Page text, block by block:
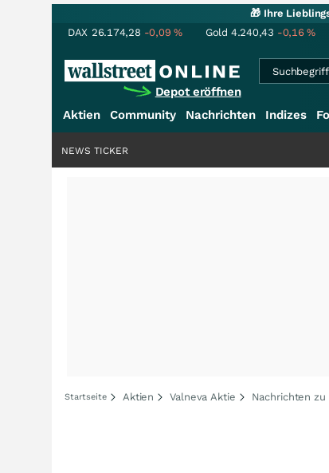
🎁 Ihre
DAX 26.174,28 -0,09% Gold 4.240,43 -0,16%
Depot eröffnen
Aktien Community Nachrichten Indizes
NEWS TICKER
Startseite Aktien Valneva Aktie Nachrichten zu